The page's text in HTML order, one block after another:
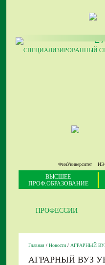
СПЕЦИАЛИЗИРОВАННЫЙ
ФинУниверситет
ВЫСШЕЕ
ПРОФ.ОБРАЗОВАНИЕ
ПРОФЕССИИ
Главная / Новости / АГРАРНЫЙ
АГРАРНЫЙ ВУЗ